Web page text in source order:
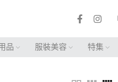
品 服裝美容 特集